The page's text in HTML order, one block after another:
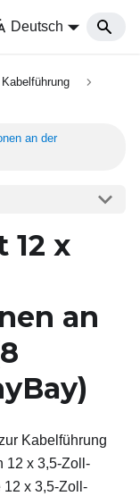
Deutsch
Kabelführung
an der
12 x
an
Kabelführung
12 x 3,5-Zoll-
x 3,5-Zoll-